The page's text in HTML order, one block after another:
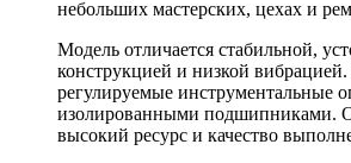
небольших мастерских, цехах и
Модель отличается стабильной,
конструкцией и низкой
регулируемые инструментальные
изолированными подшипниками.
высокий ресурс и качество